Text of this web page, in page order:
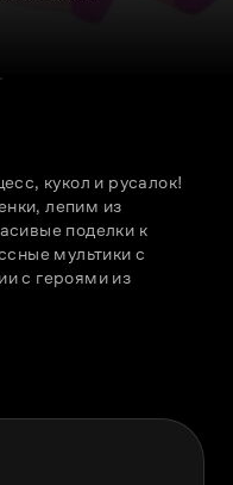
кукол и русалок!
лепим из
поделки к
мультики с
с героями из